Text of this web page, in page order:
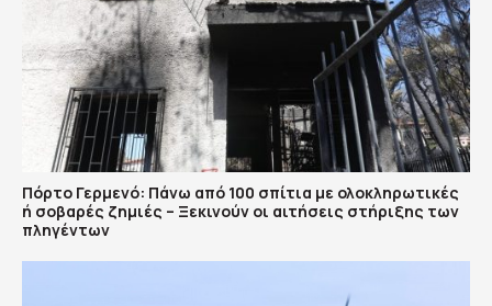
Πόρτο Γερμενό: Πάνω από 100 σπίτια με ολοκληρωτικές
ή σοβαρές ζημιές – Ξεκινούν οι αιτήσεις στήριξης των
πληγέντων